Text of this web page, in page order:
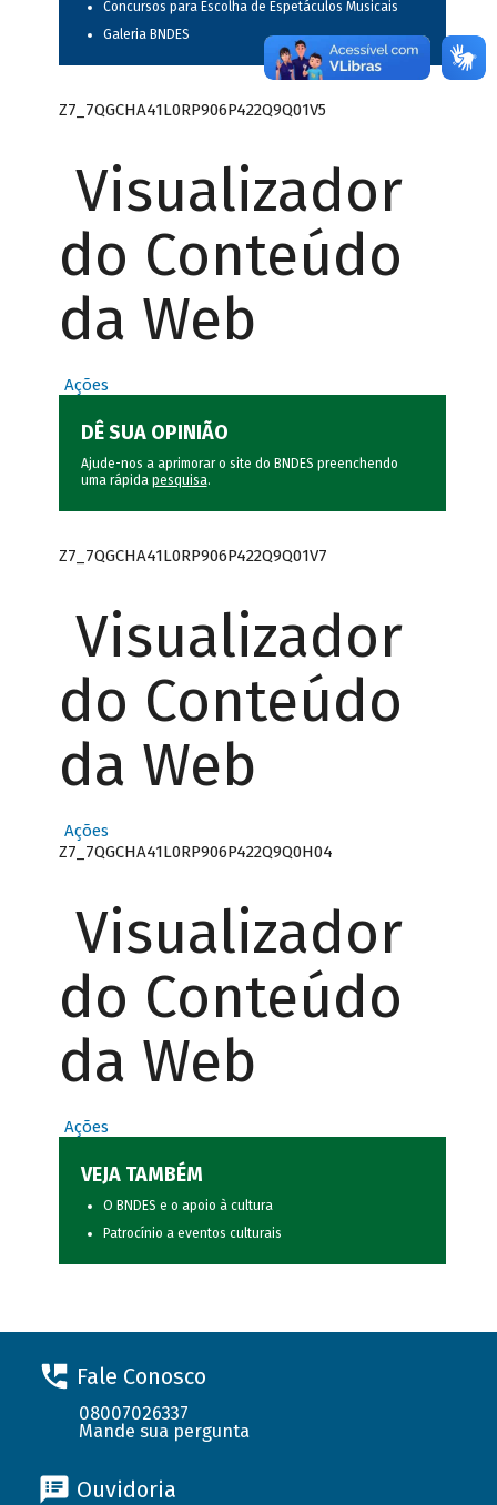
Concursos para Escolha de Espetáculos Musicais
Galeria BNDES
Z7_7QGCHA41L0RP906P422Q9Q01V5
Visualizador
do Conteúdo
da Web
Ações
DÊ SUA OPINIÃO
Ajude-nos a aprimorar o site do BNDES preenchendo
uma rápida pesquisa.
Z7_7QGCHA41L0RP906P422Q9Q01V7
Visualizador
do Conteúdo
da Web
Ações
Z7_7QGCHA41L0RP906P422Q9Q0H04
Visualizador
do Conteúdo
da Web
Ações
VEJA TAMBÉM
O BNDES e o apoio à cultura
Patrocínio a eventos culturais
Fale Conosco
08007026337
Mande sua pergunta
Ouvidoria